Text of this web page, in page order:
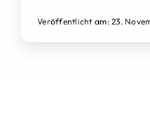
Veröffentlicht am: 23.